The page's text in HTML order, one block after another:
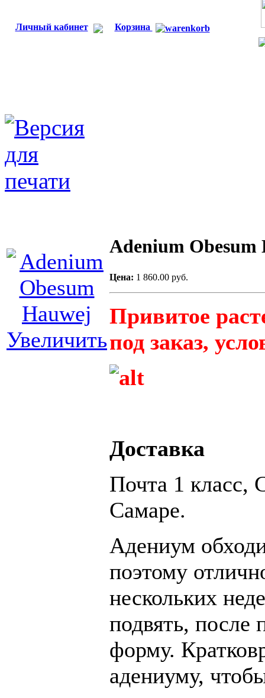
Личный кабинет Корзина
Увеличить
Adenium Obesum
Цена: 1 860.00 руб.
Привитое
под заказ,
Доставка
Почта 1 класс,
Самаре.
Адениум
поэтому
нескольких
подвять, после
форму.
адениуму,